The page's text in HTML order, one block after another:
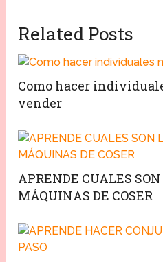
Related Posts
Como hacer
vender
APRENDE CUALES
MÁQUINAS DE COSER